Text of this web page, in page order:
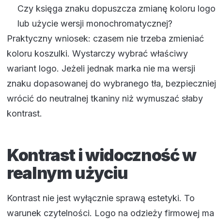
Czy księga znaku dopuszcza zmianę koloru logo
lub użycie wersji monochromatycznej?
Praktyczny wniosek: czasem nie trzeba zmieniać
koloru koszulki. Wystarczy wybrać właściwy
wariant logo. Jeżeli jednak marka nie ma wersji
znaku dopasowanej do wybranego tła, bezpieczniej
wrócić do neutralnej tkaniny niż wymuszać słaby
kontrast.
Kontrast i widoczność w
realnym użyciu
Kontrast nie jest wyłącznie sprawą estetyki. To
warunek czytelności. Logo na odzieży firmowej ma